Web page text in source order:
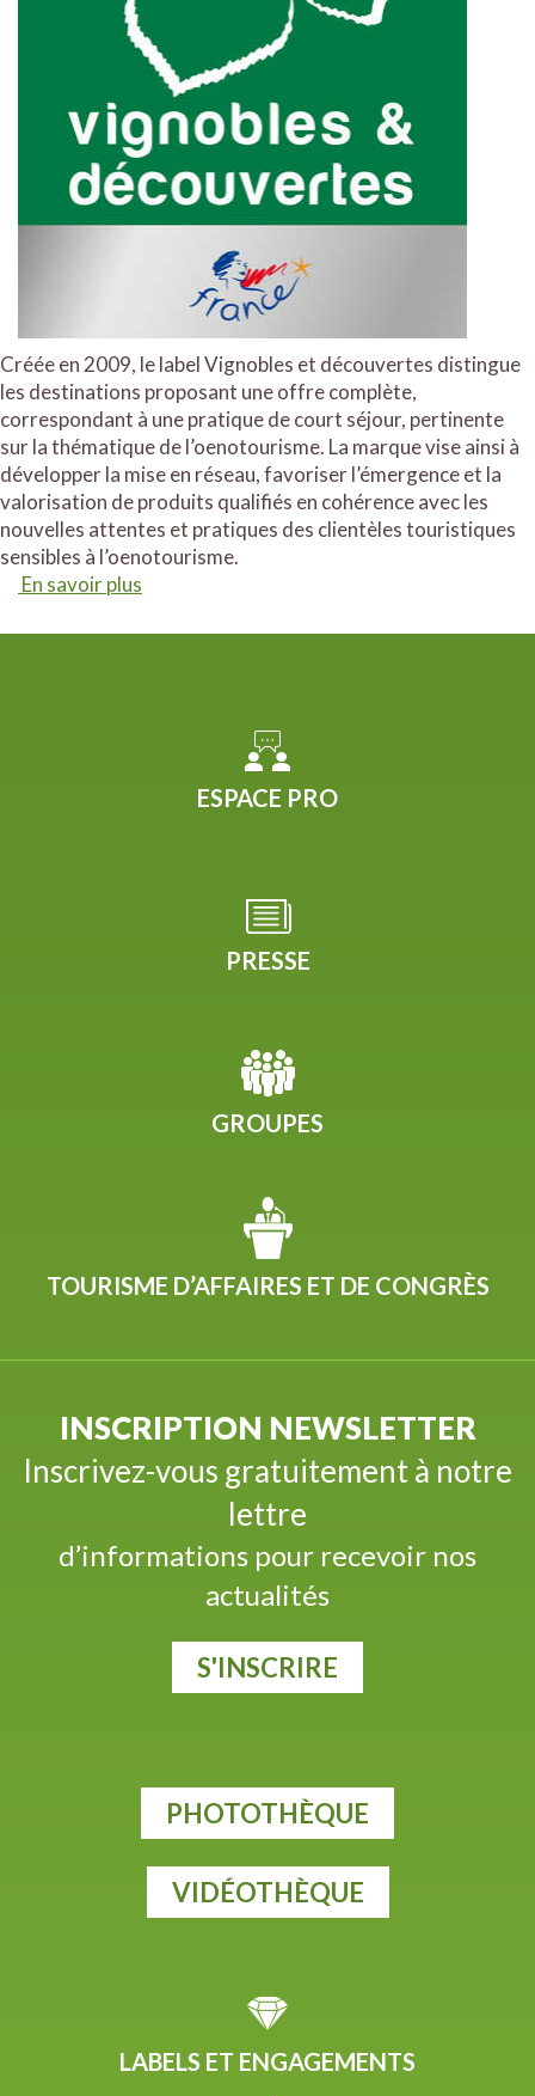
Créée en 2009, le label Vignobles et découvertes distingue
les destinations proposant une offre complète,
correspondant à une pratique de court séjour, pertinente
sur la thématique de l’oenotourisme. La marque vise ainsi à
développer la mise en réseau, favoriser l’émergence et la
valorisation de produits qualifiés en cohérence avec les
nouvelles attentes et pratiques des clientèles touristiques
sensibles à l’oenotourisme.
En savoir plus
ESPACE PRO
PRESSE
GROUPES
TOURISME D’AFFAIRES ET DE CONGRÈS
INSCRIPTION NEWSLETTER
Inscrivez-vous gratuitement à notre
lettre
d’informations pour recevoir nos
actualités
S'INSCRIRE
PHOTOTHÈQUE
VIDÉOTHÈQUE
LABELS ET ENGAGEMENTS